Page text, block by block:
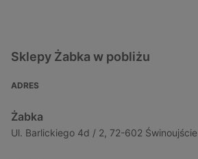
Sklepy Żabka w pobliżu
ADRES
Żabka
Ul. Barlickiego 4d / 2, 72-602 Świnoujście